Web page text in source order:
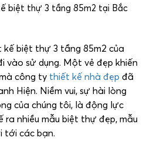
biệt thự 3 tầng 85m2 tại Bắc
biệt thự 3 tầng 85m2 của
vào sử dụng. Một vẻ đẹp khiến
công ty thiết kế nhà đẹp đã
Hiện. Niềm vui, sự hài lòng
của chúng tôi, là động lực
ra nhiều mẫu biệt thự đẹp, mẫu
tới các bạn.